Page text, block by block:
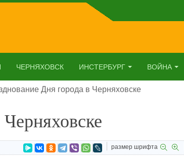
ЧЕРНЯХОВСК ИНСТЕРБУРГ ВОЙНА
Дня города в Черняховске
размер шрифта